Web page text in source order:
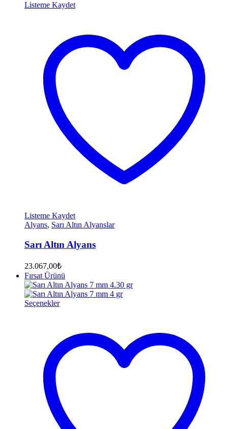
Listeme Kaydet
Listeme Kaydet
Alyans, Sarı Altın Alyanslar
Sarı Altın Alyans
23.067,00₺
Fırsat Ürünü
Seçenekler